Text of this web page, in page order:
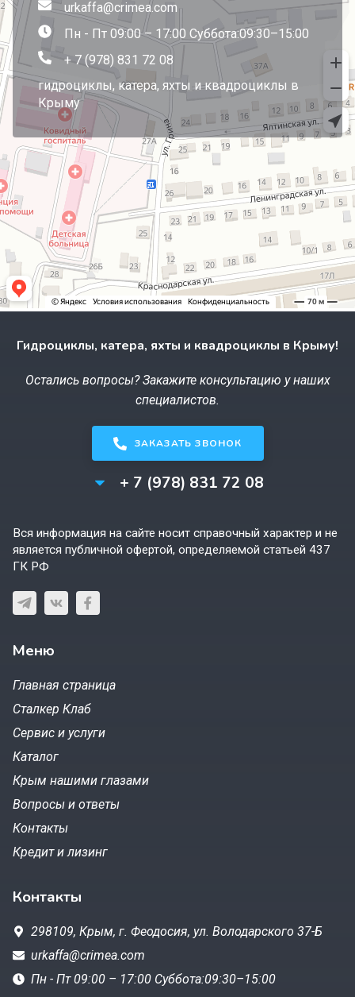
urkaffa@crimea.com
Пн - Пт 09:00 – 17:00 Суббота:09:30–15:00
+ 7 (978) 831 72 08
гидроциклы, катера, яхты и квадроциклы в
Крыму
Гидроциклы, катера, яхты и квадроциклы в Крыму!
Остались вопросы? Закажите консультацию у наших
специалистов.
ЗАКАЗАТЬ ЗВОНОК
+ 7 (978) 831 72 08
Вся информация на сайте носит справочный характер и не
является публичной офертой, определяемой статьей 437
ГК РФ
Меню
Главная страница
Сталкер Клаб
Сервис и услуги
Каталог
Крым нашими глазами
Вопросы и ответы
Контакты
Кредит и лизинг
Контакты
298109, Крым, г. Феодосия, ул. Володарского 37-Б
urkaffa@crimea.com
Пн - Пт 09:00 – 17:00 Суббота:09:30–15:00